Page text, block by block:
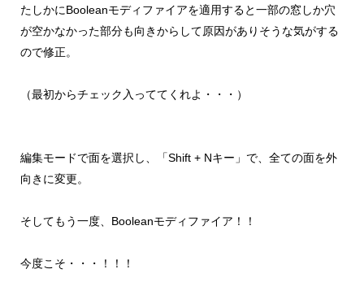
たしかにBooleanモディファイアを適用すると一部の窓しか穴
が空かなかった部分も向きからして原因がありそうな気がする
ので修正。
（最初からチェック入っててくれよ・・・）
編集モードで面を選択し、「Shift + Nキー」で、全ての面を外
向きに変更。
そしてもう一度、Booleanモディファイア！！
今度こそ・・・！！！